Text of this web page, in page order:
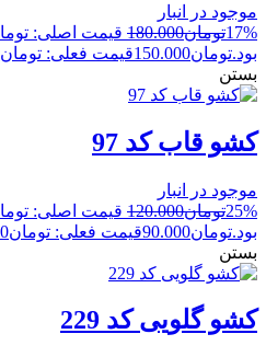
موجود در انبار
17%تومان180.000
بود.تومان150.000قیمت فعلی: تومان150.000.
بستن
کشو قاب کد 97
موجود در انبار
25%تومان120.000
بود.تومان90.000قیمت فعلی: تومان90.000.
بستن
کشو گلویی کد 229